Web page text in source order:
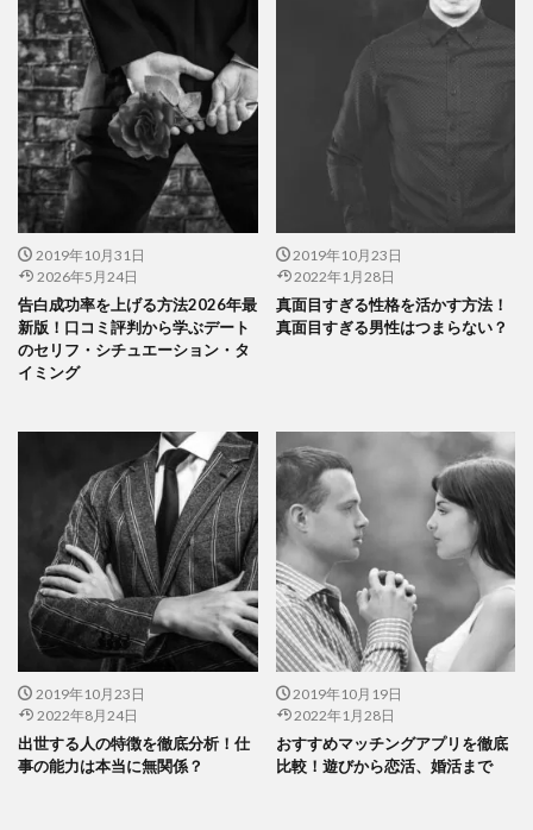
2019年10月31日
2026年5月24日
告白成功率を上げる方法2026年最
新版！口コミ評判から学ぶデート
のセリフ・シチュエーション・タ
イミング
2019年10月23日
2022年1月28日
真面目すぎる性格を活かす方法！
真面目すぎる男性はつまらない？
2019年10月23日
2022年8月24日
出世する人の特徴を徹底分析！仕
事の能力は本当に無関係？
2019年10月19日
2022年1月28日
おすすめマッチングアプリを徹底
比較！遊びから恋活、婚活まで